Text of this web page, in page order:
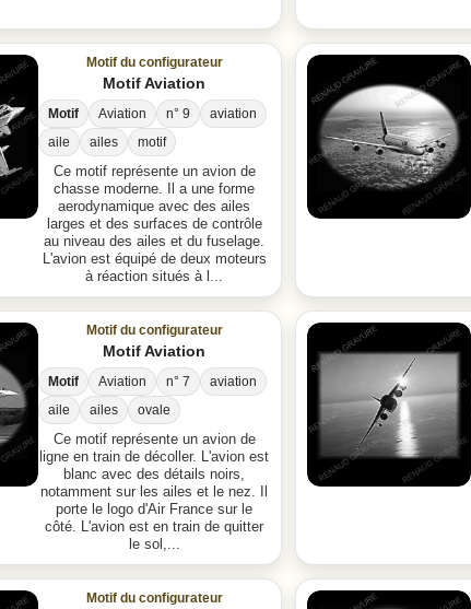
Motif du configurateur
Motif Aviation
Motif Aviation n° 9
aviation
aile
ailes
motif
Ce motif représente un avion de
chasse moderne. Il a une forme
aerodynamique avec des ailes
larges et des surfaces de contrôle
au niveau des ailes et du fuselage.
L'avion est équipé de deux moteurs
à réaction situés à l...
Motif du configurateur
Motif Aviation
Motif Aviation n° 7
aviation
aile
ailes
ovale
Ce motif représente un avion de
ligne en train de décoller. L'avion est
blanc avec des détails noirs,
notamment sur les ailes et le nez. Il
porte le logo d'Air France sur le
côté. L'avion est en train de quitter
le sol,...
Motif du configurateur